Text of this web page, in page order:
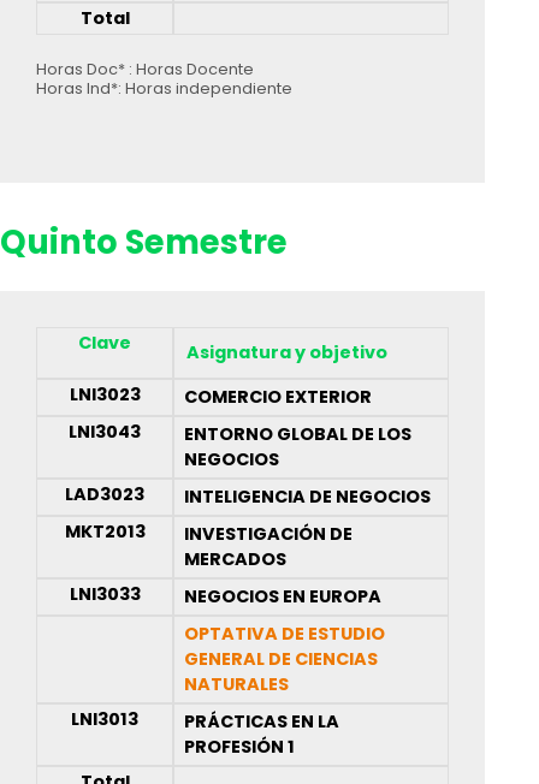
Total
Horas Doc* : Horas Docente
Horas Ind*: Horas independiente
Quinto Semestre
Clave
Asignatura y objetivo
LNI3023
COMERCIO EXTERIOR
LNI3043
ENTORNO GLOBAL DE LOS
NEGOCIOS
LAD3023
INTELIGENCIA DE NEGOCIOS
MKT2013
INVESTIGACIÓN DE
MERCADOS
LNI3033
NEGOCIOS EN EUROPA
OPTATIVA DE ESTUDIO
GENERAL DE CIENCIAS
NATURALES
LNI3013
PRÁCTICAS EN LA
PROFESIÓN 1